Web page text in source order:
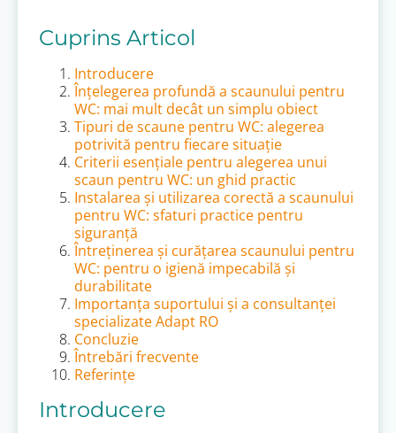
Cuprins Articol
Introducere
Înțelegerea profundă a scaunului pentru
WC: mai mult decât un simplu obiect
Tipuri de scaune pentru WC: alegerea
potrivită pentru fiecare situație
Criterii esențiale pentru alegerea unui
scaun pentru WC: un ghid practic
Instalarea și utilizarea corectă a scaunului
pentru WC: sfaturi practice pentru
siguranță
Întreținerea și curățarea scaunului pentru
WC: pentru o igienă impecabilă și
durabilitate
Importanța suportului și a consultanței
specializate Adapt RO
Concluzie
Întrebări frecvente
Referințe
Introducere